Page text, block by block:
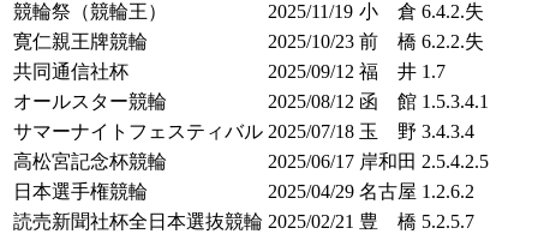
競輪祭（競輪王）
2025/11/19 小 倉 6.4.2.失
寛仁親王牌競輪
2025/10/23 前 橋 6.2.2.失
共同通信社杯
2025/09/12 福 井 1.7
オールスター競輪
2025/08/12 函 館 1.5.3.4.1
サマーナイトフェスティバル 2025/07/18 玉 野 3.4.3.4
高松宮記念杯競輪
2025/06/17 岸和田 2.5.4.2.5
日本選手権競輪
2025/04/29 名古屋 1.2.6.2
読売新聞社杯全日本選抜競輪 2025/02/21 豊 橋 5.2.5.7